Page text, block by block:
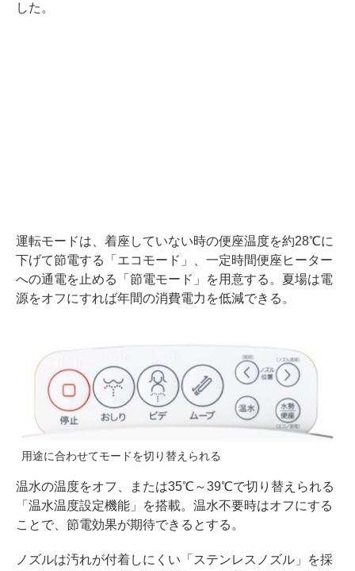
した。
運転モードは、着座していない時の便座温度を約28℃に
下げて節電する「エコモード」、一定時間便座ヒーター
への通電を止める「節電モード」を用意する。夏場は電
源をオフにすれば年間の消費電力を低減できる。
用途に合わせてモードを切り替えられる
温水の温度をオフ、または35℃～39℃で切り替えられる
「温水温度設定機能」を搭載。温水不要時はオフにする
ことで、節電効果が期待できるとする。
ノズルは汚れが付着しにくい「ステンレスノズル」を採